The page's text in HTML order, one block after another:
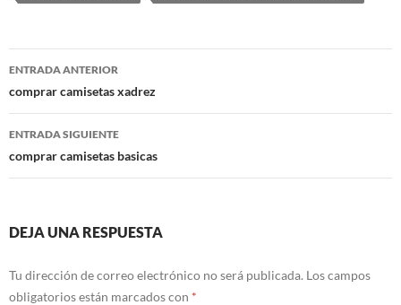
Navegación
de
entradas
ENTRADA ANTERIOR
comprar camisetas xadrez
ENTRADA SIGUIENTE
comprar camisetas basicas
DEJA UNA RESPUESTA
Tu dirección de correo electrónico no será publicada. Los campos
obligatorios están marcados con *